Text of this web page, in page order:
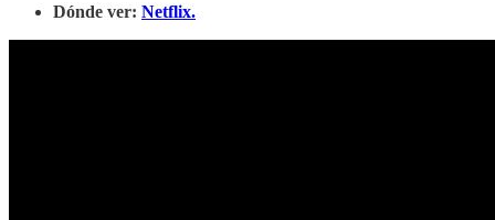
Dónde ver: Netflix.